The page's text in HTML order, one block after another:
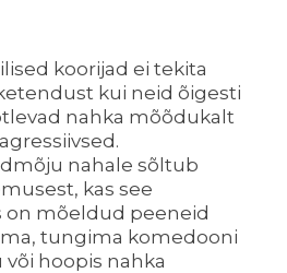
koorijad ei tekita
kui neid õigesti
nahka mõõdukalt
nahale sõltub
kas see
on mõeldud peeneid
tungima komedooni
või hoopis nahka